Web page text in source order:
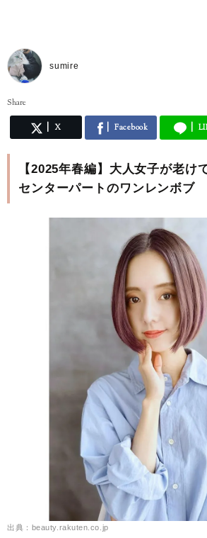
sumire
Share
X Facebook
【2025年春編】大人女子が老
センターパートのワンレンボブ
出典：beauty.rakuten.co.jp